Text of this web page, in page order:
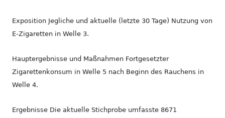
Exposition Jegliche und aktuelle (letzte 30 Tage) Nutzung von
E-Zigaretten in Welle 3.
Hauptergebnisse und Maßnahmen Fortgesetzter
Zigarettenkonsum in Welle 5 nach Beginn des Rauchens in
Welle 4.
Ergebnisse Die aktuelle Stichprobe umfasste 8671